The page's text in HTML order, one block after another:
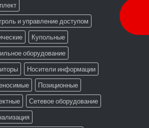
и управление доступом
Купольные
оборудование
Носители информации
Позиционные
Сетевое оборудование